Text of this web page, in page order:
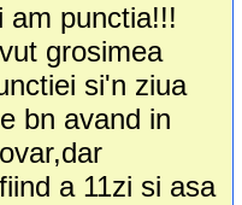
am punctia!!!
grosimea
si'n ziua
bn avand in
a 11zi si asa